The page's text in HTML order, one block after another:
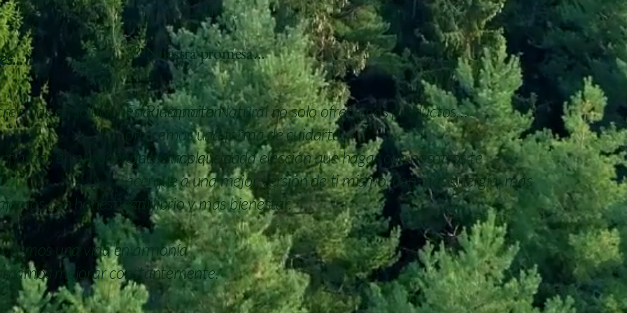
en soluciones que aporten
en el poder de lo simple y lo
con honestidad y
una vida en armonía
mejorar constantemente.
🌸 Nuestra promesa...
En Rinconcito Natural no solo ofrecemos productos…
ofrecemos una forma de cuidarte.
Queremos que cada elección que hagas con nosotros te
acerque a una mejor versión de ti mismo, con más energía, más
equilibrio y más bienestar.